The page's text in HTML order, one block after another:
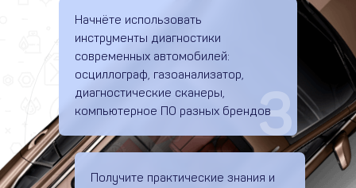
3
Начнёте использовать
инструменты диагностики
современных автомобилей:
осциллограф, газоанализатор,
диагностические сканеры,
компьютерное ПО разных брендов
Получите практические знания и